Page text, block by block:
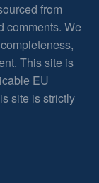
from
comments. We
This site is
EU
site is strictly